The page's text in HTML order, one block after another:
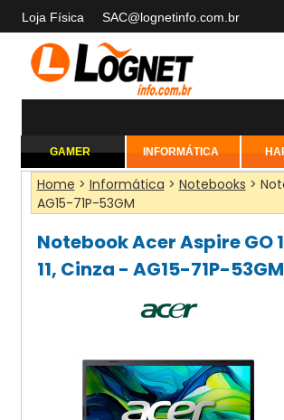
Loja Física SAC@lognetinfo.com.br
GAMER INFORMÁTICA
Home > Informática > Notebooks >
AG15-71P-53GM
Notebook Acer Aspire GO
11, Cinza - AG15-71P-53GM